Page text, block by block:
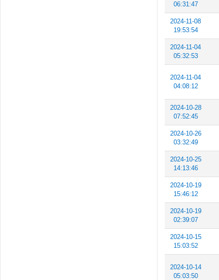
06:31:47
2024-11-08
19:53:54
2024-11-04
05:32:53
2024-11-04
04:08:12
2024-10-28
07:52:45
2024-10-26
03:32:49
2024-10-25
14:13:46
2024-10-19
15:46:12
2024-10-19
02:39:07
2024-10-15
15:03:52
2024-10-14
05:03:50